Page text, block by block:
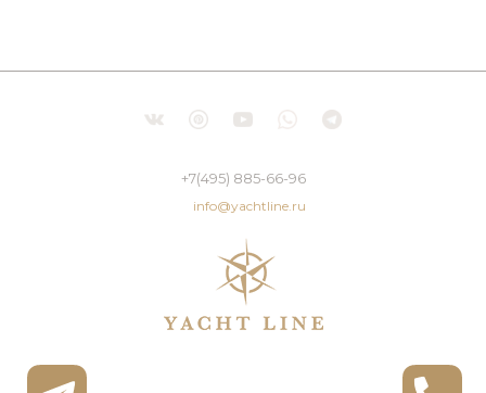
+7(495) 885-66-96
info@yachtline.ru